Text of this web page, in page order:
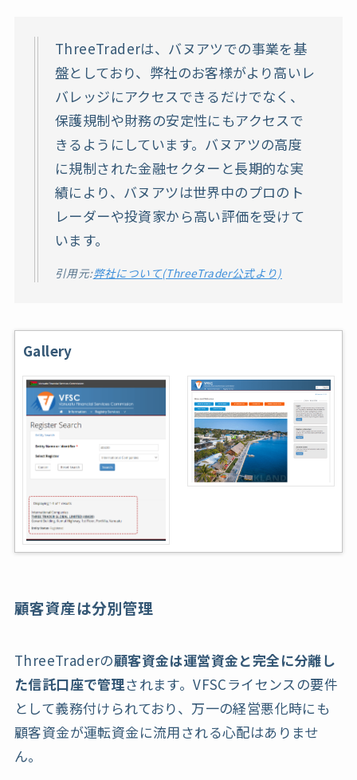
ThreeTraderは、バヌアツでの事業を基
盤としており、弊社のお客様がより高いレ
バレッジにアクセスできるだけでなく、
保護規制や財務の安定性にもアクセスで
きるようにしています。バヌアツの高度
に規制された金融セクターと長期的な実
績により、バヌアツは世界中のプロのト
レーダーや投資家から高い評価を受けて
います。
引用元:弊社について(ThreeTrader公式より)
Gallery
顧客資産は分別管理
ThreeTraderの顧客資金は運営資金と完全に分離し
た信託口座で管理されます。VFSCライセンスの要件
として義務付けられており、万一の経営悪化時にも
顧客資金が運転資金に流用される心配はありませ
ん。